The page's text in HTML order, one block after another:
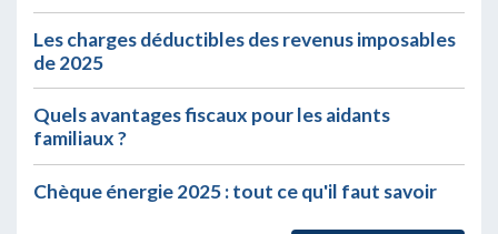
Les charges déductibles des revenus imposables
de 2025
Quels avantages fiscaux pour les aidants
familiaux ?
Chèque énergie 2025 : tout ce qu'il faut savoir